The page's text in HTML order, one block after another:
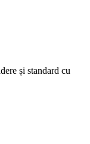
și standard cu